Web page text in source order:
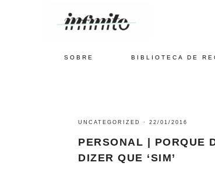
SOBRE BIBLIOTECA DE
UNCATEGORIZED ·22/01/2016
PERSONAL | PORQUE
DIZER QUE ‘SIM’